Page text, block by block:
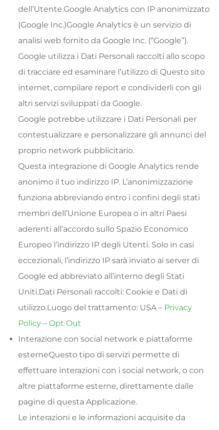
dell’Utente.Google Analytics con IP anonimizzato
(Google Inc.)Google Analytics è un servizio di
analisi web fornito da Google Inc. (“Google”).
Google utilizza i Dati Personali raccolti allo scopo
di tracciare ed esaminare l’utilizzo di Questo sito
internet, compilare report e condividerli con gli
altri servizi sviluppati da Google.
Google potrebbe utilizzare i Dati Personali per
contestualizzare e personalizzare gli annunci del
proprio network pubblicitario.
Questa integrazione di Google Analytics rende
anonimo il tuo indirizzo IP. L’anonimizzazione
funziona abbreviando entro i confini degli stati
membri dell’Unione Europea o in altri Paesi
aderenti all’accordo sullo Spazio Economico
Europeo l’indirizzo IP degli Utenti. Solo in casi
eccezionali, l’indirizzo IP sarà inviato ai server di
Google ed abbreviato all’interno degli Stati
Uniti.Dati Personali raccolti: Cookie e Dati di
utilizzo.Luogo del trattamento: USA – Privacy
Policy – Opt Out
Interazione con social network e piattaforme
esterneQuesto tipo di servizi permette di
effettuare interazioni con i social network, o con
altre piattaforme esterne, direttamente dalle
pagine di questa Applicazione.
Le interazioni e le informazioni acquisite da